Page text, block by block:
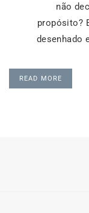
não
propósito?
desenhado
READ MORE